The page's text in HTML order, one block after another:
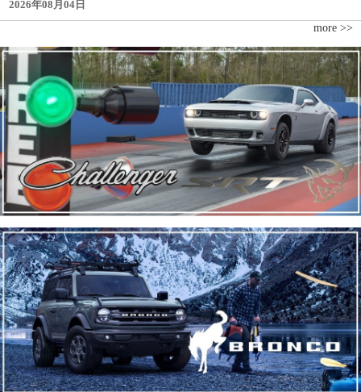
2026年08月04日
more >>